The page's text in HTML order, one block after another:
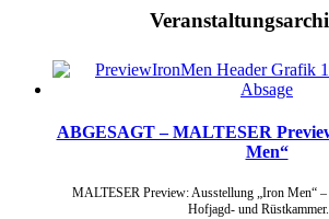
ABGESAGT – MALTESER
Men“
MALTESER Preview: Ausstellung „Iron Men“
Hofjagd- und